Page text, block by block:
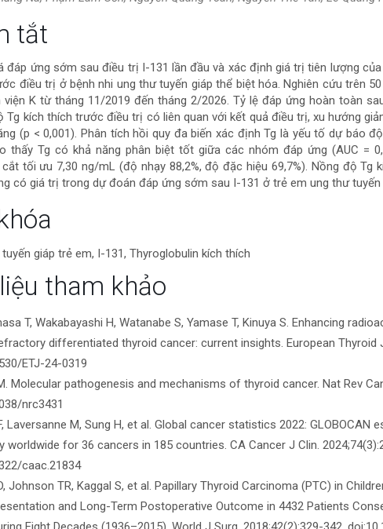
tắt
đáp ứng sớm sau điều trị I-131 lần đầu và xác định giá trị tiên lượng
điều trị ở bệnh nhi ung thư tuyến giáp thể biệt hóa. Nghiên cứu trên
viện K từ tháng 11/2019 đến tháng 2/2026. Tỷ lệ đáp ứng hoàn toàn
Tg kích thích trước điều trị có liên quan với kết quả điều trị, xu hướng
(p < 0,001). Phân tích hồi quy đa biến xác định Tg là yếu tố dự báo
thấy Tg có khả năng phân biệt tốt giữa các nhóm đáp ứng (AUC =
tối ưu 7,30 ng/mL (độ nhạy 88,2%, độ đặc hiệu 69,7%). Nồng độ
có giá trị trong dự đoán đáp ứng sớm sau I-131 ở trẻ em ung thư tuyến
giáp trẻ em, I-131, Thyroglobulin kích thích
tham khảo
T, Wakabayashi H, Watanabe S, Yamase T, Kinuya S. Enhancing
differentiated thyroid cancer: current insights. European Thyroid
ETJ-24-0319
Molecular pathogenesis and mechanisms of thyroid cancer. Nat Rev
nrc3431
Laversanne M, Sung H, et al. Global cancer statistics 2022: GLOBOCAN
worldwide for 36 cancers in 185 countries. CA Cancer J Clin.
caac.21834
Johnson TR, Kaggal S, et al. Papillary Thyroid Carcinoma (PTC) in
and Long-Term Postoperative Outcome in 4432 Patients